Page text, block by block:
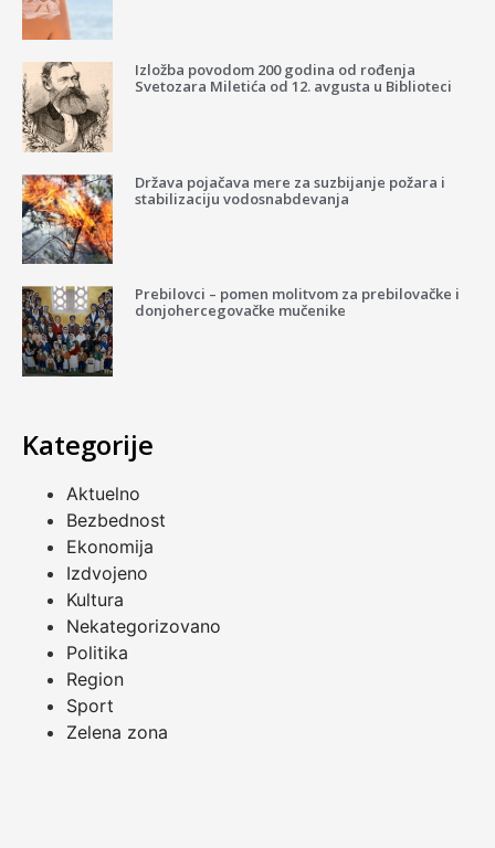
Izložba povodom 200 godina od rođenja
Svetozara Miletića od 12. avgusta u Biblioteci
Država pojačava mere za suzbijanje požara i
stabilizaciju vodosnabdevanja
Prebilovci – pomen molitvom za prebilovačke i
donjohercegovačke mučenike
Kategorije
Aktuelno
Bezbednost
Ekonomija
Izdvojeno
Kultura
Nekategorizovano
Politika
Region
Sport
Zelena zona